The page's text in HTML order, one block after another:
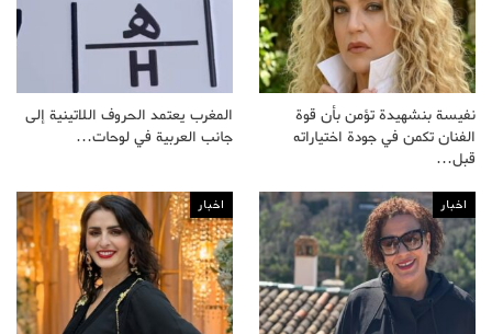
نفيسة بنشهيدة تؤمن بأن قوة
الفنان تكمن في جودة اختياراته
قبل…
المغرب يعتمد الحروف اللاتينية إلى
جانب العربية في لوحات…
اخبار اخبار